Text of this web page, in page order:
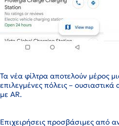
Τα νέα φίλτρα αποτελούν μέρος
επιλεγμένες πόλεις –
με AR.
Επιχειρήσεις προσβάσιμες από